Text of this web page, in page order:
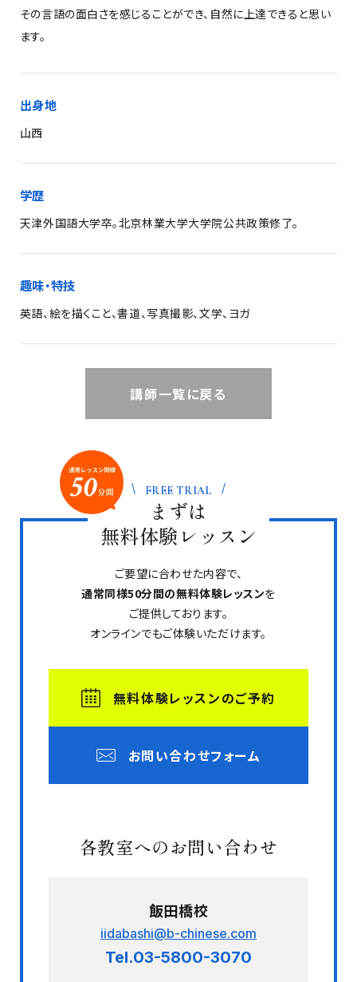
その言語の面白さを感じることができ、自然に上達できると思い
ます。
出身地
山西
学歴
天津外国語大学卒。北京林業大学大学院公共政策修了。
趣味・特技
英語、絵を描くこと、書道、写真撮影、文学、ヨガ
講師一覧に戻る
FREE TRIAL
まずは
無料体験レッスン
ご要望に合わせた内容で、
通常同様50分間の無料体験レッスンを
ご提供しております。
オンラインでもご体験いただけます。
無料体験レッスンのご予約
お問い合わせフォーム
各教室へのお問い合わせ
飯田橋校
iidabashi@b-chinese.com
Tel.03-5800-3070